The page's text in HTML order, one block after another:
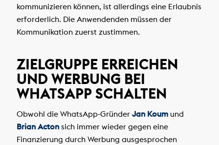
kommunizieren können, ist allerdings eine Erlaubnis
erforderlich. Die Anwendenden müssen der
Kommunikation zuerst zustimmen.
ZIELGRUPPE ERREICHEN
UND WERBUNG BEI
WHATSAPP SCHALTEN
Obwohl die WhatsApp-Gründer Jan Koumund
Brian Actonsich immer wieder gegen eine
Finanzierung durch Werbung ausgesprochen